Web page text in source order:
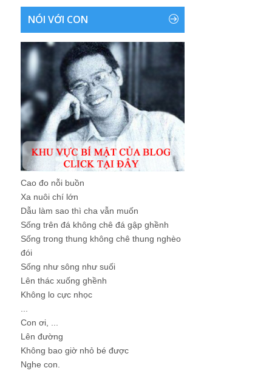
NÓI VỚI CON
Cao đo nỗi buồn
Xa nuôi chí lớn
Dẫu làm sao thì cha vẫn muốn
Sống trên đá không chê đá gập ghềnh
Sống trong thung không chê thung nghèo
đói
Sống như sông như suối
Lên thác xuống ghềnh
Không lo cực nhọc
Con ơi, ...
Lên đường
Không bao giờ nhỏ bé được
Nghe con.